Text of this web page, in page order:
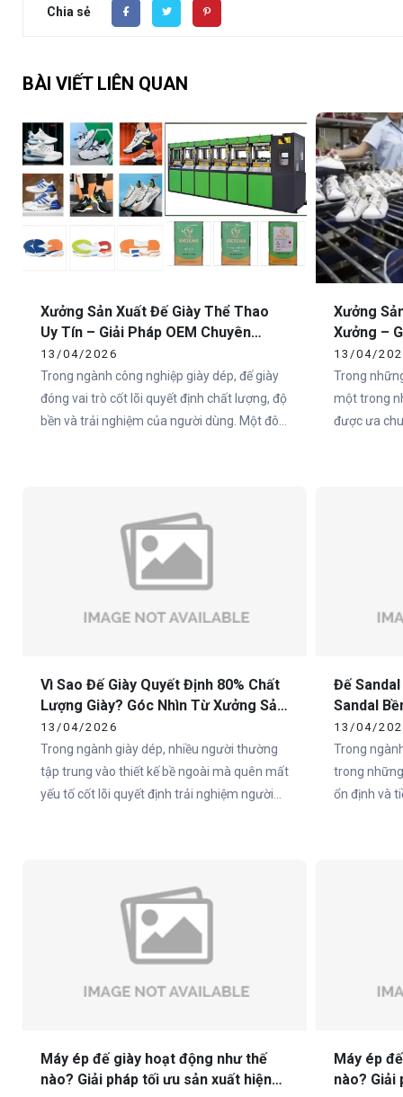
Chia sẻ
BÀI VIẾT LIÊN QUAN
Xưởng Sản Xuất Đế Giày Thể Thao
Uy Tín – Giải Pháp OEM Chuyên
Nghiệp Tại Việt Nam
13/04/2026
Trong ngành công nghiệp giày dép, đế giày
đóng vai trò cốt lõi quyết định chất lượng, độ
bền và trải nghiệm của người dùng. Một đôi
sản xuất đế giày thể thao uy tín là yếu tố
sống còn đối với các thương hiệu.
Xưởng
Xưởng –
Toàn
13/04/
Trong
một trong
được ưa
Vì Sao Đế Giày Quyết Định 80% Chất
Lượng Giày? Góc Nhìn Từ Xưởng Sản
Xuất
13/04/2026
Trong ngành giày dép, nhiều người thường
tập trung vào thiết kế bề ngoài mà quên mất
yếu tố cốt lõi quyết định trải nghiệm người
Đế
Sandal
Cho
13/04/
Trong
trong
ổn định và
Máy ép đế giày hoạt động như thế
nào? Giải pháp tối ưu sản xuất hiện
Máy ép
nào? Giải